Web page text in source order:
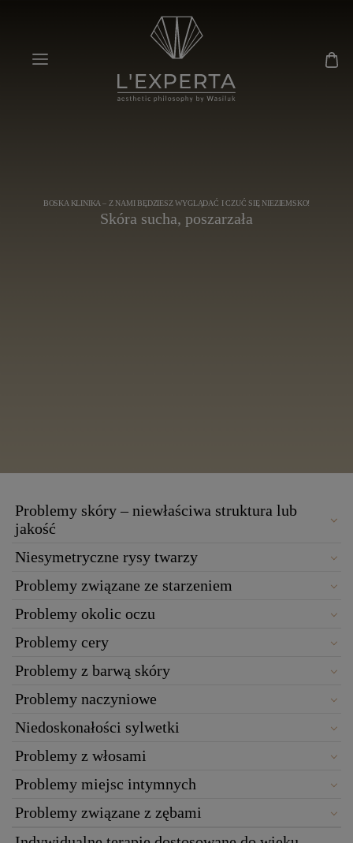
BOSKA KLINIKA – Z NAMI BĘDZIESZ WYGLĄDAĆ I CZUĆ SIĘ NIEZIEMSKO!
Skóra sucha, poszarzała
Problemy skóry – niewłaściwa struktura lub
jakość
Niesymetryczne rysy twarzy
Problemy związane ze starzeniem
Problemy okolic oczu
Problemy cery
Problemy z barwą skóry
Problemy naczyniowe
Niedoskonałości sylwetki
Problemy z włosami
Problemy miejsc intymnych
Problemy związane z zębami